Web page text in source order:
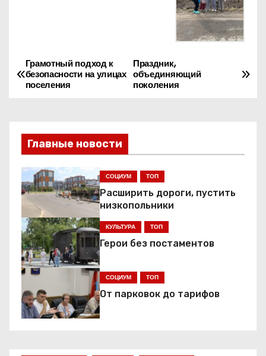
Н
а
г
а
ц
и
я
п
о
Праздник,
объединяющий
поколения
Грамотный подход к
безопасности на улицах
поселения
Главные новости
СОЦИУМ ТОП
Расширить дороги, пустить
низкопольники
КУЛЬТУРА ТОП
Герои без постаментов
СОЦИУМ ТОП
От парковок до тарифов